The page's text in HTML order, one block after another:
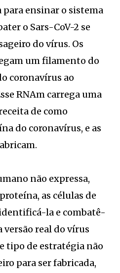
para ensinar o sistema
o Sars-CoV-2 se
do vírus. Os
um filamento do
coronavírus ao
RNAm carrega uma
de como
do coronavírus, e as
não expressa,
as células de
la e combatê-
versão real do vírus
tipo de estratégia não
para ser fabricada,